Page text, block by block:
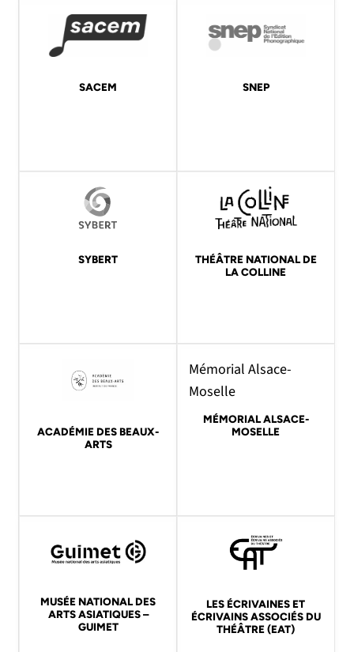
SACEM SNEP
SYBERT
THÉÂTRE NATIONAL DE
LA COLLINE
ACADÉMIE DES BEAUX-
ARTS
Mémorial Alsace-
Moselle
MÉMORIAL ALSACE-
MOSELLE
MUSÉE NATIONAL DES
ARTS ASIATIQUES –
GUIMET
LES ÉCRIVAINES ET
ÉCRIVAINS ASSOCIÉS DU
THÉÂTRE (EAT)